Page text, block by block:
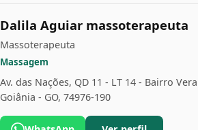
Dalila Aguiar massoterapeuta
Massoterapeuta
Massagem
Av. das Nações, QD 11 - LT 14 - Bairro
Goiânia - GO, 74976-190